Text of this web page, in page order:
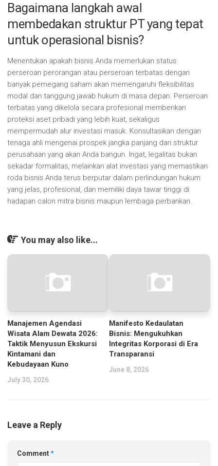
Bagaimana langkah awal
membedakan struktur PT yang tepat
untuk operasional bisnis?
Menentukan apakah bisnis Anda memerlukan status
perseroan perorangan atau perseroan terbatas dengan
banyak pemegang saham akan memengaruhi fleksibilitas
modal dan tanggung jawab hukum di masa depan. Perseroan
terbatas yang dikelola secara profesional memberikan
proteksi aset pribadi yang lebih kuat, sekaligus
mempermudah alur investasi masuk. Konsultasikan dengan
tenaga ahli mengenai prospek jangka panjang dari struktur
perusahaan yang akan Anda bangun. Ingat, legalitas bukan
sekadar formalitas, melainkan alat investasi yang memastikan
roda bisnis Anda terus berputar dalam perlindungan hukum
yang jelas, profesional, dan memiliki daya tawar tinggi di
hadapan calon mitra bisnis maupun lembaga perbankan.
You may also like...
Manajemen Agendasi
Wisata Alam Dewata 2026:
Taktik Menyusun Ekskursi
Kintamani dan
Kebudayaan Kuno
July 30, 2026
Manifesto Kedaulatan
Bisnis: Mengukuhkan
Integritas Korporasi di Era
Transparansi
June 8, 2026
Leave a Reply
Comment*